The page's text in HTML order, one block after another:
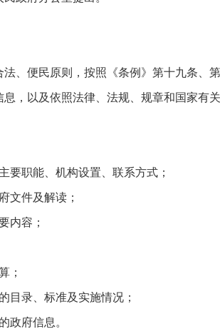
、便民原则，按照《条例》第十九条、
，以及依照法律、法规、规章和国家有
要职能、机构设置、联系方式；
文件及解读；
内容；
；
目录、标准及实施情况；
政府信息。